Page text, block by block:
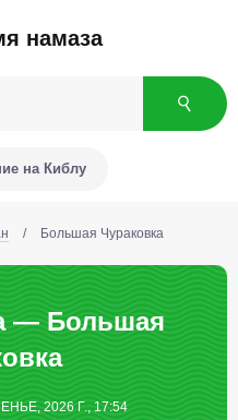
намаза
на Киблу
/ Большая Чураковка
— Большая
2026 Г., 17:54